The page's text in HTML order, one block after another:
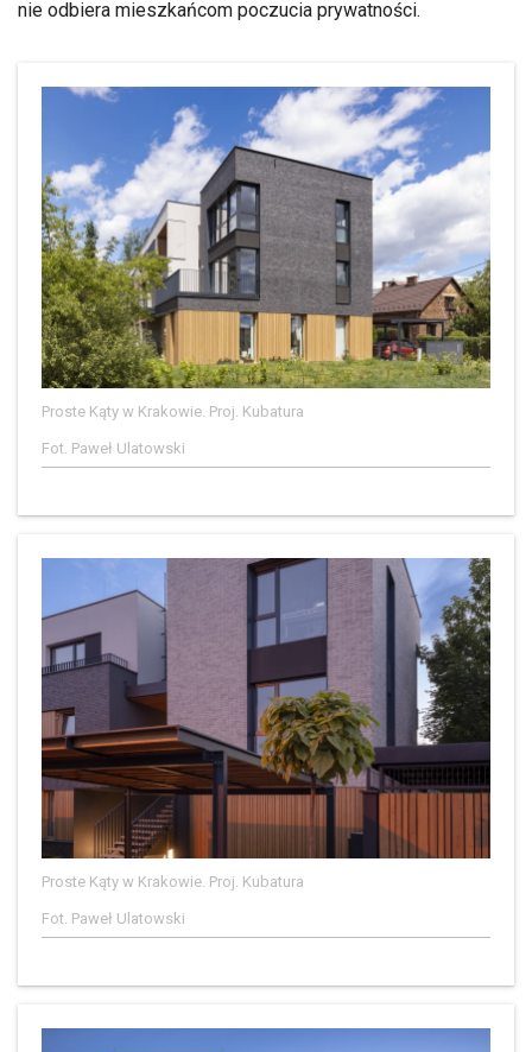
nie odbiera mieszkańcom poczucia prywatności.
Proste Kąty w Krakowie. Proj. Kubatura
Fot. Paweł Ulatowski
Proste Kąty w Krakowie. Proj. Kubatura
Fot. Paweł Ulatowski